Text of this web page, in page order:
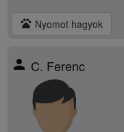
pets Nyomot hagyok
person C. Ferenc